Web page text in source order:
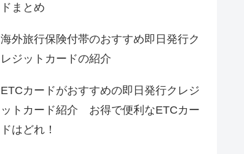
ドまとめ
海外旅行保険付帯のおすすめ即日発行ク
レジットカードの紹介
ETCカードがおすすめの即日発行クレジ
ットカード紹介 お得で便利なETCカー
ドはどれ！